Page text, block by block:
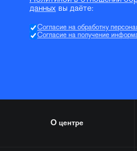
данных вы даёте:
Согласие на обработку
Согласие на получение
О центре